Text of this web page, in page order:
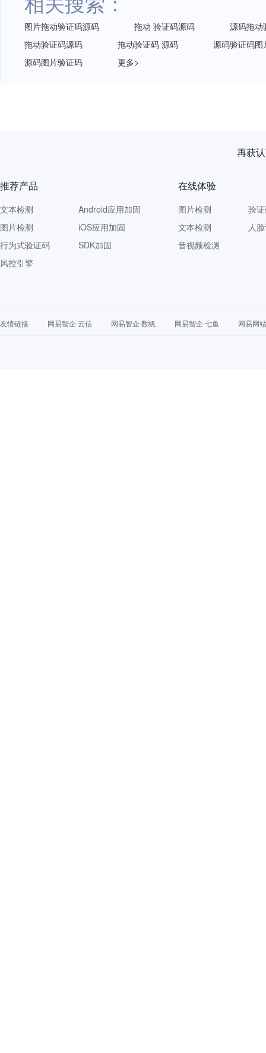
图片拖动验证码源码 拖动 验证码源码
源码拖动
拖动验证码源码
拖动验证码 源码
源码验证码图
源码图片验证码
更多>
再获
推荐产品
文本检测
图片检测
行为式验证码
风控引擎
Android应用加固
iOS应用加固
SDK加固
在线体验
图片检测
文本检测
音视频检测
验
人
友情链接 网易智企·云信 网易智企·数帆 网易智企·七鱼 网易网